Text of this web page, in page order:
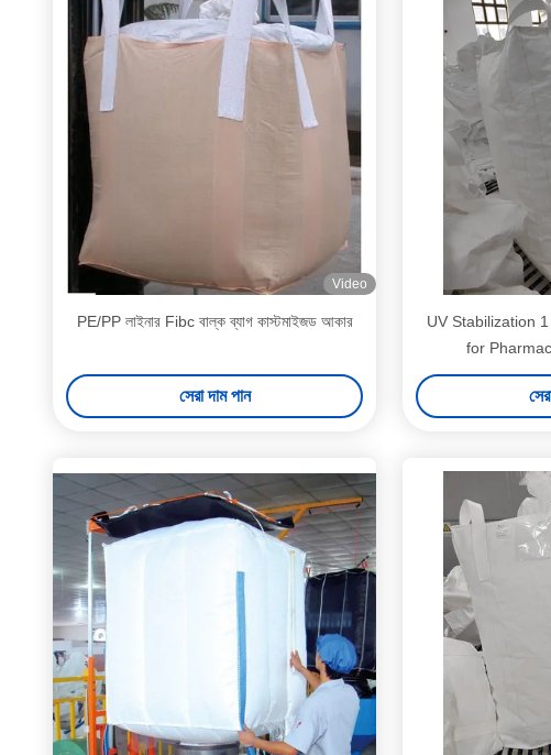
Video
PE/PP লাইনার Fibc বাল্ক ব্যাগ কাস্টমাইজড আকার
সেরা দাম পান
UV Stabilization
for